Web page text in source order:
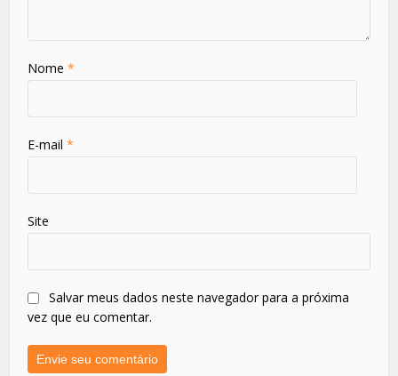
Nome*
E-mail*
Site
Salvar meus dados neste navegador para a próxima
vez que eu comentar.